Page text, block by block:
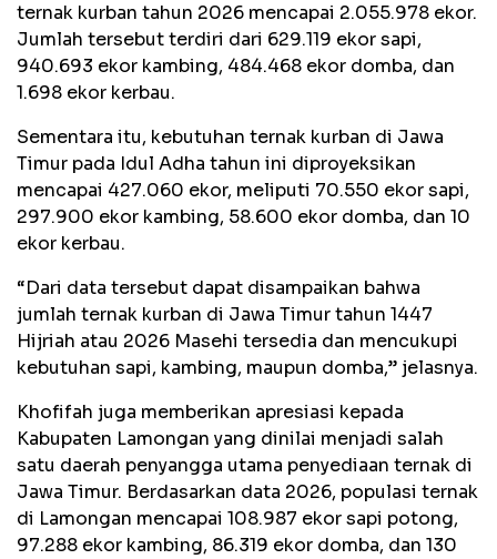
ternak kurban tahun 2026 mencapai 2.055.978 ekor.
Jumlah tersebut terdiri dari 629.119 ekor sapi,
940.693 ekor kambing, 484.468 ekor domba, dan
1.698 ekor kerbau.
Sementara itu, kebutuhan ternak kurban di Jawa
Timur pada Idul Adha tahun ini diproyeksikan
mencapai 427.060 ekor, meliputi 70.550 ekor sapi,
297.900 ekor kambing, 58.600 ekor domba, dan 10
ekor kerbau.
“Dari data tersebut dapat disampaikan bahwa
jumlah ternak kurban di Jawa Timur tahun 1447
Hijriah atau 2026 Masehi tersedia dan mencukupi
kebutuhan sapi, kambing, maupun domba,” jelasnya.
Khofifah juga memberikan apresiasi kepada
Kabupaten Lamongan yang dinilai menjadi salah
satu daerah penyangga utama penyediaan ternak di
Jawa Timur. Berdasarkan data 2026, populasi ternak
di Lamongan mencapai 108.987 ekor sapi potong,
97.288 ekor kambing, 86.319 ekor domba, dan 130